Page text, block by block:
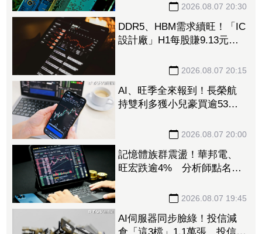
2026.08.07 20:30
DDR5、HBM需求續旺！「IC
設計廠」H1每股賺9.13元
2026.08.07 20:15
AI、旺季全來報到！長榮航
持雙利多獲小兒豪買逾53萬
收狂超去年全年也獲青睞
2026.08.07 20:00
記憶體族群震盪！華邦電、
旺宏跌逾4% 分析師點名
2026.08.07 19:45
AI伺服器同步臉綠！投信減